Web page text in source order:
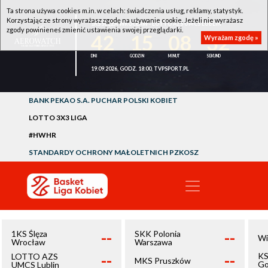
1KS ŚLĘZA WROCŁAW - LOTTO AZS UMCS LUBLIN
32
19.09.2026, GODZ. 18:00, TVPSPORT.PL
BANK PEKAO S.A. PUCHAR POLSKI KOBIET
LOTTO 3X3 LIGA
#HWHR
STANDARDY OCHRONY MAŁOLETNICH PZKOSZ
1KS Ślęza
Wrocław
--
LOTTO AZS
UMCS Lublin
--
SKK Polonia
Warszawa
--
MKS Pruszków --
Ta strona używa cookies m.in. w celach: świadczenia usług, reklamy, statystyk.
Korzystając ze strony wyrażasz zgodę na używanie cookie. Jeżeli nie wyrażasz
zgody powinieneś zmienić ustawienia swojej przeglądarki.
Wyrażam zgodę »